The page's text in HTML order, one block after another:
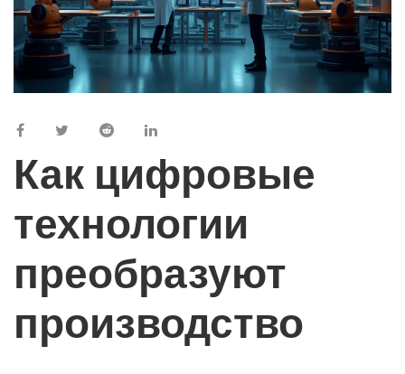
Как цифровые
технологии
преобразуют
производство